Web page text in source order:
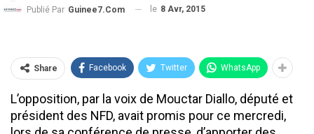
Publié Par Guinee7.com le 8 Avr, 2015
Share Facebook Twitter WhatsApp
L’opposition, par la voix de Mouctar Diallo, député et
président des NFD, avait promis pour ce mercredi,